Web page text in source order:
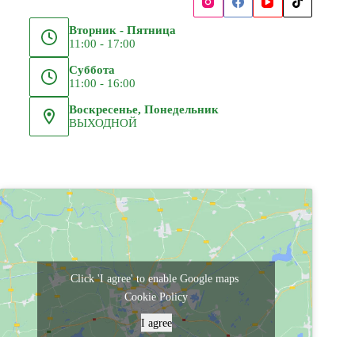
Вторник - Пятница
11:00 - 17:00
Суббота
11:00 - 16:00
Воскресенье, Понедельник
ВЫХОДНОЙ
Click 'I agree' to enable Google maps
Cookie Policy
I agree